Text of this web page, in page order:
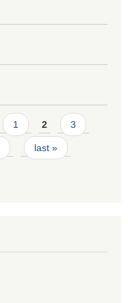
1 2 3
last »